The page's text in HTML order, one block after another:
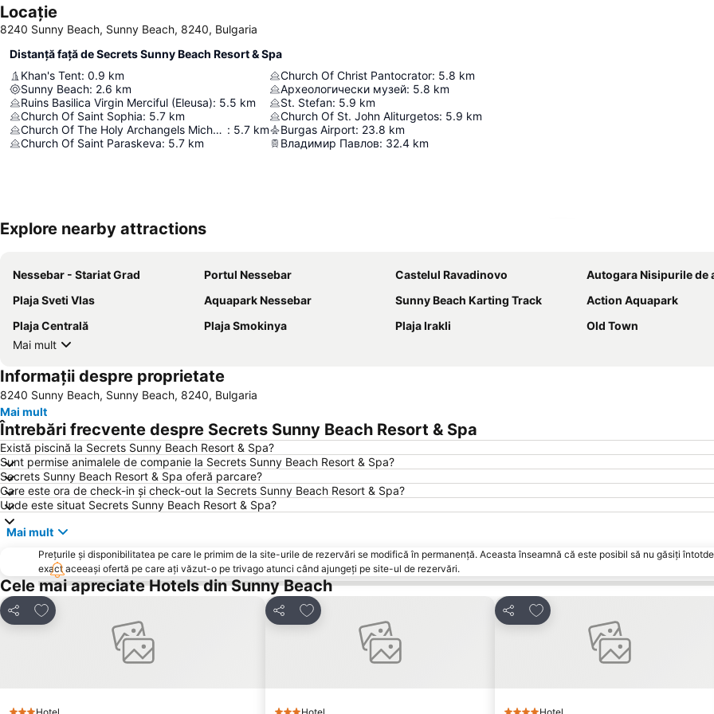
Locație
8240 Sunny Beach, Sunny Beach, 8240, Bulgaria
Distanță față de Secrets Sunny Beach Resort & Spa
Khan's Tent: 0.9 km
Sunny Beach: 2.6 km
Ruins Basilica Virgin Merciful (Eleusa): 5.5 km
Church Of Saint Sophia: 5.7 km
Church Of The Holy Archangels Michael And Gabriel : 5.7 km
Church Of Saint Paraskeva: 5.7 km
Church Of Christ Pantocrator: 5.8 km
Археологически музей: 5.8 km
St. Stefan: 5.9 km
Church Of St. John Aliturgetos: 5.9 km
Burgas Airport: 23.8 km
Владимир Павлов: 32.4 km
Explore nearby attractions
Nessebar - Stariat Grad Portul Nessebar Castelul Ravadinovo
Autogara Nisipurile de
Plaja Sveti Vlas
Aquapark Nessebar Sunny Beach Karting Track
Action Aquapark
Plaja Centrală
Plaja Smokinya Plaja Irakli
Old Town
Mai mult
Informații despre proprietate
8240 Sunny Beach, Sunny Beach, 8240, Bulgaria
Mai mult
Întrebări frecvente despre Secrets Sunny Beach Resort & Spa
Există piscină la Secrets Sunny Beach Resort & Spa?
Sunt permise animalele de companie la Secrets Sunny Beach Resort & Spa?
Secrets Sunny Beach Resort & Spa oferă parcare?
Care este ora de check-in și check-out la Secrets Sunny Beach Resort & Spa?
Unde este situat Secrets Sunny Beach Resort & Spa?
Mai mult
Prețurile și disponibilitatea pe care le primim de la site-urile de rezervări se modifică în permanență. Aceasta înseamnă că este posibil să nu găsiți
exact aceeași ofertă pe care ați văzut-o pe trivago atunci când ajungeți pe site-ul de rezervări.
Cele mai apreciate Hotels din Sunny Beach
Distribuiți
Adăugaţi la favorite
Distribuiți
Adăugaţi la favorite
Distribuiți
Adăugaţi la favorite